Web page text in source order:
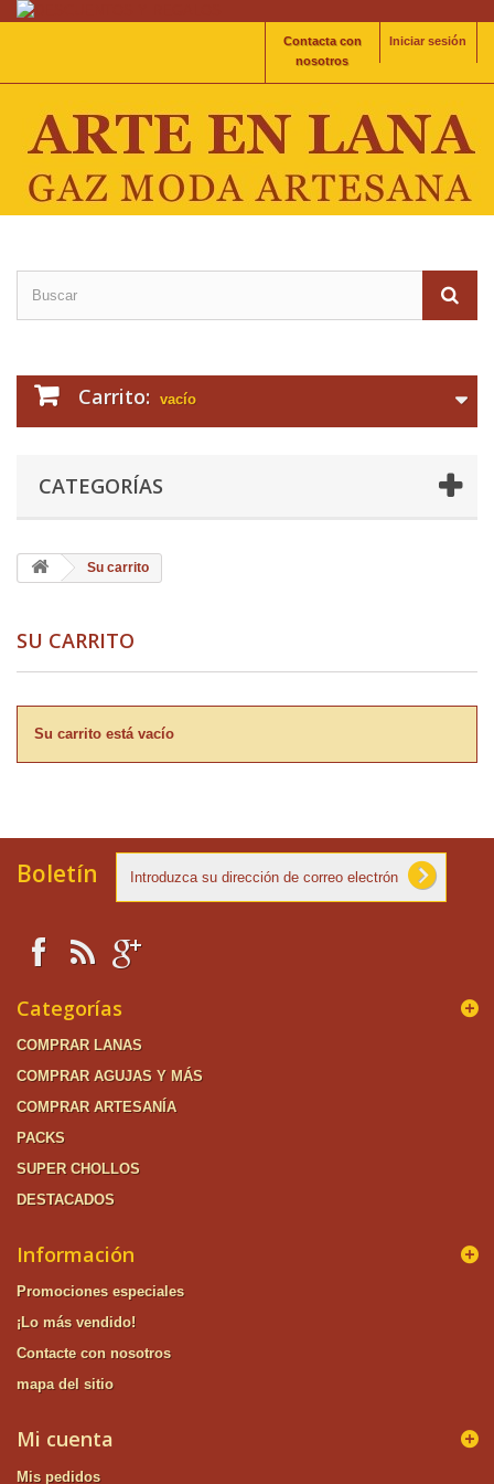
Iniciar sesión
Contacta con
nosotros
Carrito: vacío
CATEGORÍAS
Su carrito
SU CARRITO
Su carrito está vacío
Boletín
Categorías
COMPRAR LANAS
COMPRAR AGUJAS Y MÁS
COMPRAR ARTESANÍA
PACKS
SUPER CHOLLOS
DESTACADOS
Información
Promociones especiales
¡Lo más vendido!
Contacte con nosotros
mapa del sitio
Mi cuenta
Mis pedidos